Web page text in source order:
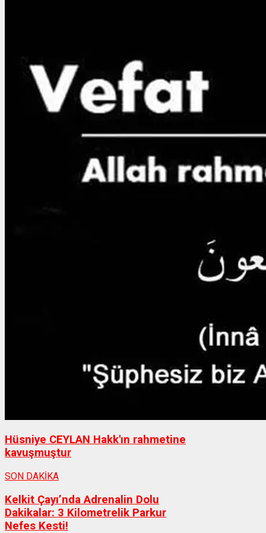
Hüsniye CEYLAN Hakk'ın rahmetine
kavuşmuştur
SON DAKİKA
Kelkit Çayı’nda Adrenalin Dolu
Dakikalar: 3 Kilometrelik Parkur
Nefes Kesti!